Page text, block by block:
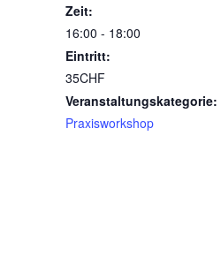
Zeit:
16:00 - 18:00
Eintritt:
35CHF
Veranstaltungskategorie:
Praxisworkshop